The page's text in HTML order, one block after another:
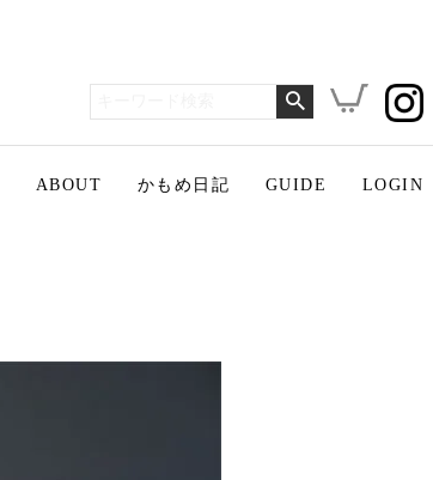
ABOUT かもめ日記 GUIDE LOGIN